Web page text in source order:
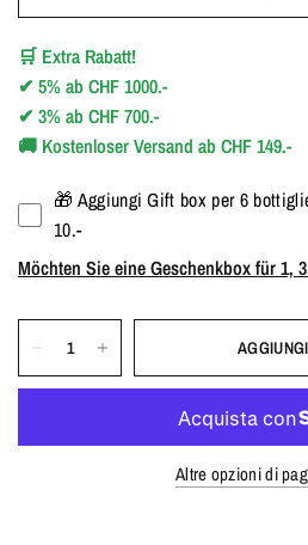
🛒 Extra Rabatt!
✔5% abCHF 1000.-
✔3% abCHF 700.-
🚚 Kostenloser Versand ab CHF 149.-
🎁 Aggiungi Gift box per 6
10.-
Möchten Sie eine Geschenkbox für 1,
Altre opzioni di